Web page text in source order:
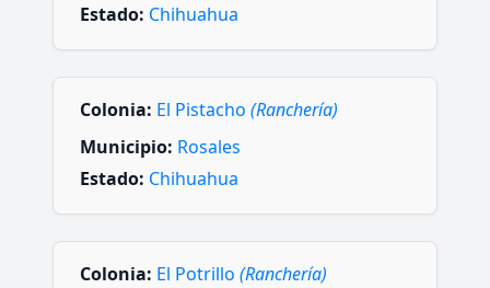
Estado: Chihuahua
Colonia: El Pistacho (Ranchería)
Municipio: Rosales
Estado: Chihuahua
Colonia: El Potrillo (Ranchería)